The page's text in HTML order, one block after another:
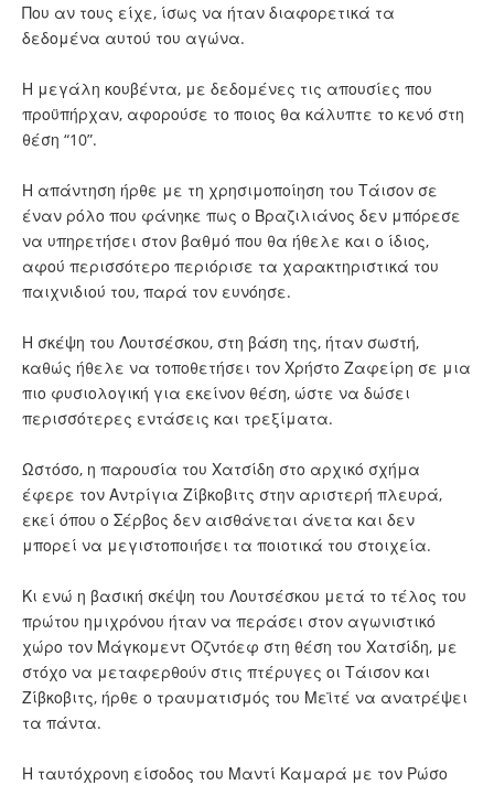
Που αν τους είχε, ίσως να ήταν διαφορετικά τα
δεδομένα αυτού του αγώνα.
Η μεγάλη κουβέντα, με δεδομένες τις απουσίες που
προϋπήρχαν, αφορούσε το ποιος θα κάλυπτε το κενό στη
θέση “10”.
Η απάντηση ήρθε με τη χρησιμοποίηση του Τάισον σε
έναν ρόλο που φάνηκε πως ο Βραζιλιάνος δεν μπόρεσε
να υπηρετήσει στον βαθμό που θα ήθελε και ο ίδιος,
αφού περισσότερο περιόρισε τα χαρακτηριστικά του
παιχνιδιού του, παρά τον ευνόησε.
Η σκέψη του Λουτσέσκου, στη βάση της, ήταν σωστή,
καθώς ήθελε να τοποθετήσει τον Χρήστο Ζαφείρη σε μια
πιο φυσιολογική για εκείνον θέση, ώστε να δώσει
περισσότερες εντάσεις και τρεξίματα.
Ωστόσο, η παρουσία του Χατσίδη στο αρχικό σχήμα
έφερε τον Αντρίγια Ζίβκοβιτς στην αριστερή πλευρά,
εκεί όπου ο Σέρβος δεν αισθάνεται άνετα και δεν
μπορεί να μεγιστοποιήσει τα ποιοτικά του στοιχεία.
Κι ενώ η βασική σκέψη του Λουτσέσκου μετά το τέλος του
πρώτου ημιχρόνου ήταν να περάσει στον αγωνιστικό
χώρο τον Μάγκομεντ Οζντόεφ στη θέση του Χατσίδη, με
στόχο να μεταφερθούν στις πτέρυγες οι Τάισον και
Ζίβκοβιτς, ήρθε ο τραυματισμός του Μεϊτέ να ανατρέψει
τα πάντα.
Η ταυτόχρονη είσοδος του Μαντί Καμαρά με τον Ρώσο